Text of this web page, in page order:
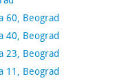
60, Beograd
40, Beograd
23, Beograd
11, Beograd